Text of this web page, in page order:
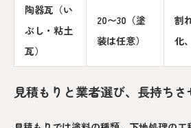
陶器瓦（い
ぶし・粘土
瓦）
20〜30（塗
装は任意）
割
化
見積もりと業者選び、長持ちさ